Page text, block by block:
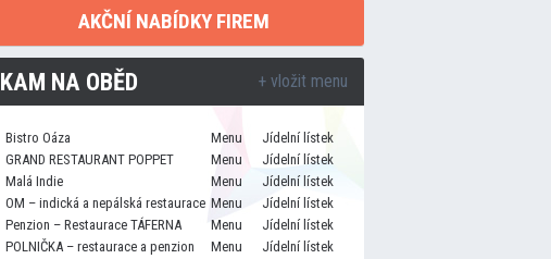
AKČNÍ NABÍDKY FIREM
KAM NA OBĚD + vložit menu
Bistro Oáza Menu
Jídelní lístek
GRAND RESTAURANT POPPET
Menu
Jídelní lístek
Malá Indie
Menu
Jídelní lístek
OM – indická a nepálská restaurace Menu
Jídelní lístek
Penzion – Restaurace TÁFERNA
Menu
Jídelní lístek
POLNIČKA – restaurace a penzion
Menu
Jídelní lístek